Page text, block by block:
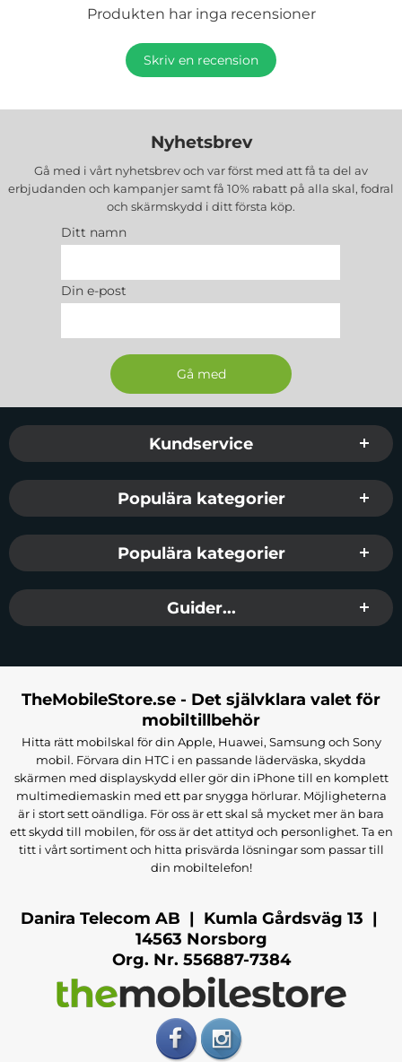
Produkten har inga recensioner
Skriv en recension
Nyhetsbrev
Gå med i vårt nyhetsbrev och var först med att få ta del av
erbjudanden och kampanjer samt få 10% rabatt på alla skal, fodral
och skärmskydd i ditt första köp.
Ditt namn
Din e-post
Sidfot Blandad info och länkar
Kundservice
Populära kategorier
Populära kategorier
Guider...
TheMobileStore.se - Det självklara valet för
mobiltillbehör
Hitta rätt mobilskal för din Apple, Huawei, Samsung och Sony
mobil. Förvara din HTC i en passande läderväska, skydda
skärmen med displayskydd eller gör din iPhone till en komplett
multimediemaskin med ett par snygga hörlurar. Möjligheterna
är i stort sett oändliga. För oss är ett skal så mycket mer än bara
ett skydd till mobilen, för oss är det attityd och personlighet. Ta en
titt i vårt sortiment och hitta prisvärda lösningar som passar till
din mobiltelefon!
Danira Telecom AB | Kumla Gårdsväg 13 |
14563 Norsborg
Org. Nr. 556887-7384